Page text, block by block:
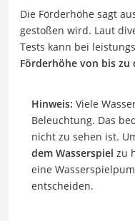
Die Förderhöhe sagt
gestoßen wird. Laut
Tests kann bei
Förderhöhe von bis zu
Hinweis: Viele
Beleuchtung. Das
nicht zu sehen ist.
dem Wasserspiel zu
eine
entscheiden.